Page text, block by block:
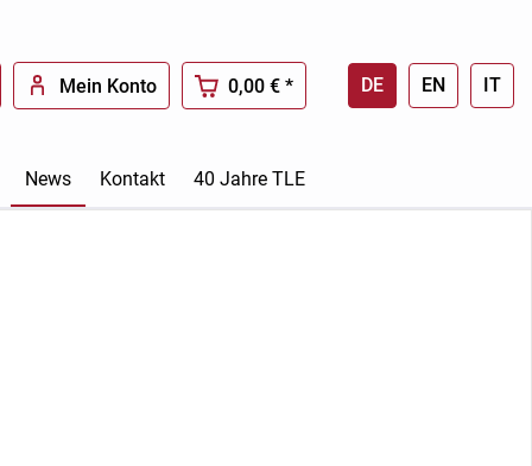
DE EN IT
Mein Konto 0,00 € *
News Kontakt 40 Jahre TLE